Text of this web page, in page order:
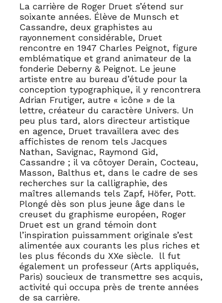
La carrière de Roger Druet s’étend sur
soixante années. Élève de Munsch et
Cassandre, deux graphistes au
rayonnement considérable, Druet
rencontre en 1947 Charles Peignot, figure
emblématique et grand animateur de la
fonderie Deberny & Peignot. Le jeune
artiste entre au bureau d’étude pour la
conception typographique, il y rencontrera
Adrian Frutiger, autre « icône » de la
lettre, créateur du caractère Univers. Un
peu plus tard, alors directeur artistique
en agence, Druet travaillera avec des
affichistes de renom tels Jacques
Nathan, Savignac, Raymond Gid,
Cassandre ; il va côtoyer Derain, Cocteau,
Masson, Balthus et, dans le cadre de ses
recherches sur la calligraphie, des
maîtres allemands tels Zapf, Höfer, Pott.
Plongé dès son plus jeune âge dans le
creuset du graphisme européen, Roger
Druet est un grand témoin dont
l’inspiration puissamment originale s’est
alimentée aux courants les plus riches et
les plus féconds du XXe siècle. ll fut
également un professeur (Arts appliqués,
Paris) soucieux de transmettre ses acquis,
activité qui occupa près de trente années
de sa carrière.